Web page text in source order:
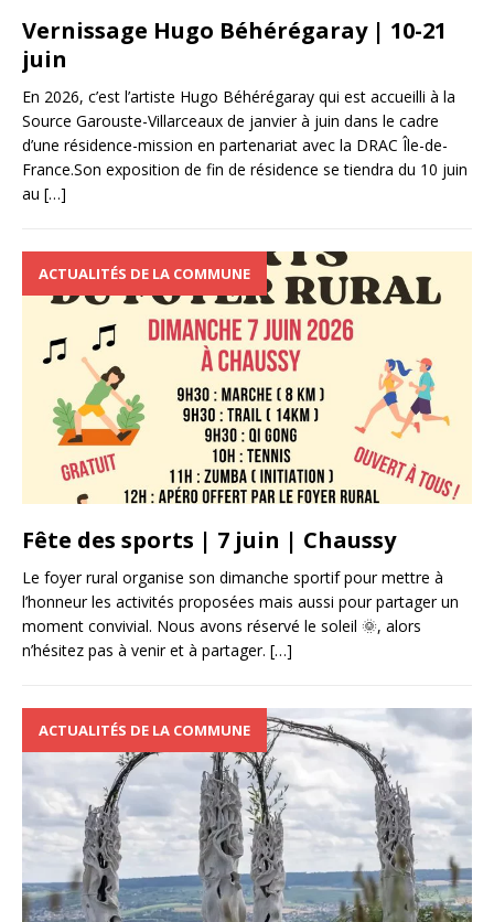
Vernissage Hugo Béhérégaray | 10-21
juin
En 2026, c’est l’artiste Hugo Béhérégaray qui est accueilli à la
Source Garouste-Villarceaux de janvier à juin dans le cadre
d’une résidence-mission en partenariat avec la DRAC Île-de-
France.Son exposition de fin de résidence se tiendra du 10 juin
au […]
ACTUALITÉS DE LA COMMUNE
Fête des sports | 7 juin | Chaussy
Le foyer rural organise son dimanche sportif pour mettre à
l’honneur les activités proposées mais aussi pour partager un
moment convivial. Nous avons réservé le soleil 🌞, alors
n’hésitez pas à venir et à partager. […]
ACTUALITÉS DE LA COMMUNE